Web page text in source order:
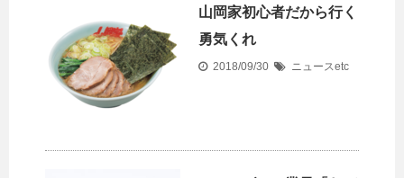
山岡家初心者だから行く
勇気くれ
2018/09/30 ニュースetc